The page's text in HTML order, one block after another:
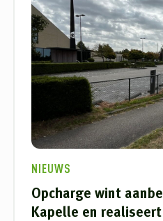
NIEUWS
Opcharge wint
Kapelle en